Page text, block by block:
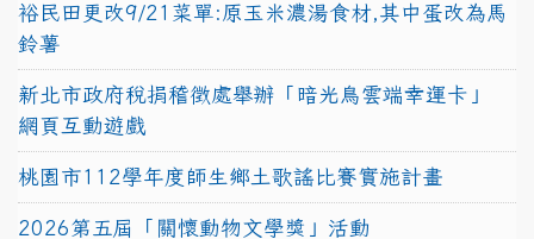
裕民田更改9/21菜單:原玉米濃湯食材,其中蛋改為馬
鈴薯
新北市政府稅捐稽徵處舉辦「暗光鳥雲端幸運卡」
網頁互動遊戲
桃園市112學年度師生鄉土歌謠比賽實施計畫
2026第五屆「關懷動物文學獎」活動